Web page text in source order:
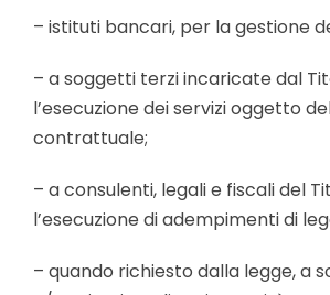
– istituti bancari, per la gestione
– a soggetti terzi incaricate dal
l’esecuzione dei servizi oggetto
contrattuale;
– a consulenti, legali e fiscali del
l’esecuzione di adempimenti di
– quando richiesto dalla legge, a